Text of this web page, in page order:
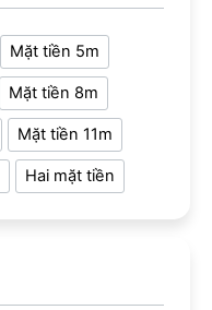
Mặt tiền 5m
Mặt tiền 8m
Mặt tiền 11m
Hai mặt tiền